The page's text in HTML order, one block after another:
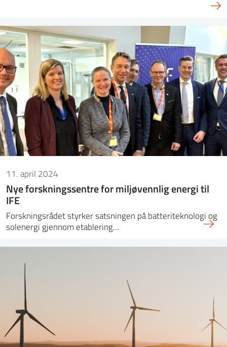
11. april 2024
Nye forskningssentre for miljøvennlig energi til
IFE
Forskningsrådet styrker satsningen på batteriteknologi og
solenergi gjennom etablering…